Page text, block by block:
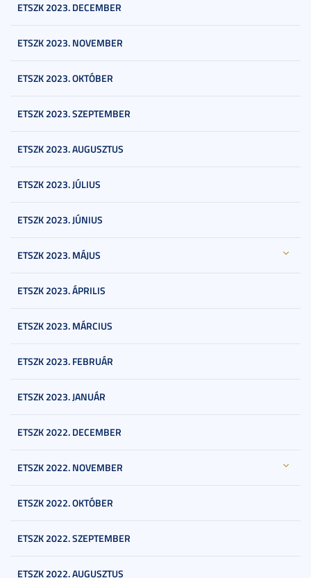
ETSZK 2023. DECEMBER
ETSZK 2023. NOVEMBER
ETSZK 2023. OKTÓBER
ETSZK 2023. SZEPTEMBER
ETSZK 2023. AUGUSZTUS
ETSZK 2023. JÚLIUS
ETSZK 2023. JÚNIUS
ETSZK 2023. MÁJUS
ETSZK 2023. ÁPRILIS
ETSZK 2023. MÁRCIUS
ETSZK 2023. FEBRUÁR
ETSZK 2023. JANUÁR
ETSZK 2022. DECEMBER
ETSZK 2022. NOVEMBER
ETSZK 2022. OKTÓBER
ETSZK 2022. SZEPTEMBER
ETSZK 2022. AUGUSZTUS